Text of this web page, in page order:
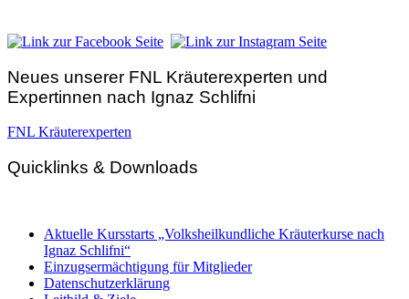
Neues unserer FNL Kräuterexperten und
Expertinnen nach Ignaz Schlifni
FNL Kräuterexperten
Quicklinks & Downloads
Aktuelle Kursstarts „Volksheilkundliche Kräuterkurse nach
Ignaz Schlifni“
Einzugsermächtigung für Mitglieder
Datenschutzerklärung